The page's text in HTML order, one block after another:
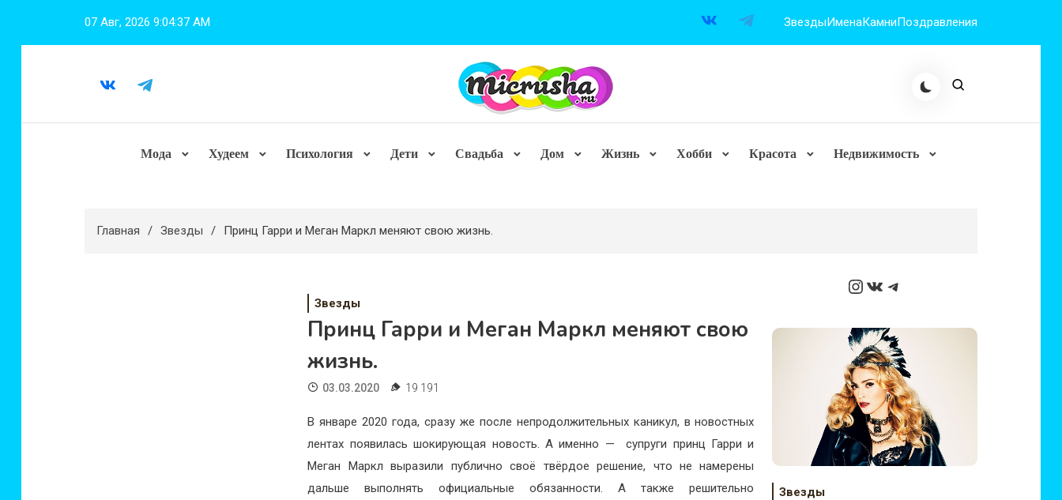
07 Авг, 2026 9:04:38 AM ЗвездыИменаКамниПоздравления
Мода Худеем Психология Дети Свадьба Дом Жизнь Хобби Красота Недвижимость
Главная Звезды Принц Гарри и Меган Маркл меняют свою жизнь.
Звезды
Принц Гарри и Меган Маркл меняют свою
жизнь.
03.03.2020 19 191
В январе 2020 года, сразу же после непродолжительных каникул, в новостных
лентах появилась шокирующая новость. А именно — супруги принц Гарри и
Меган Маркл выразили публично своё твёрдое решение, что не намерены
дальше выполнять официальные обязанности. А также решительно
Instagram
ВКонтакте
Telegram
Звезды